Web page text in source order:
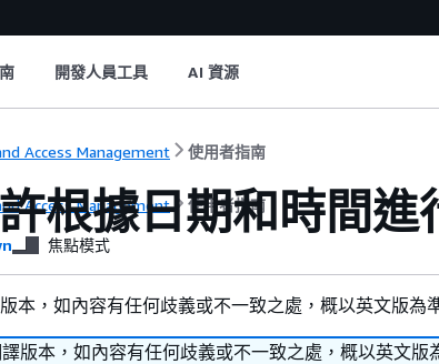
開發人員工具 AI 資源
Access Management 使用者指南
Access Management 使用者指南
根據日期和時間進
焦點模式
本，如內容有任何歧義或不一致之處，概以英文版為
版本，如內容有任何歧義或不一致之處，概以英文版